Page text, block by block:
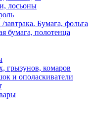
лосьоны
Бумага, фольга
бумага, полотенца
грызунов, комаров
и ополаскиватели